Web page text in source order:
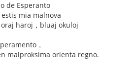
de Esperanto
mia malnova
haroj，bluaj okuloj
，
malproksima orienta regno.